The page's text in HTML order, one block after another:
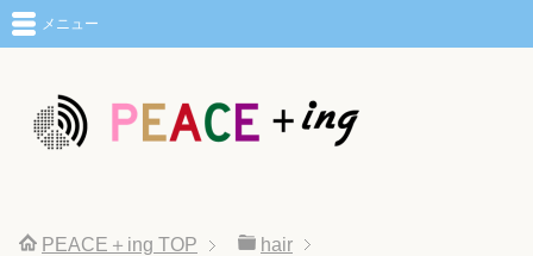
メニュー
PEACE＋ing TOP hair